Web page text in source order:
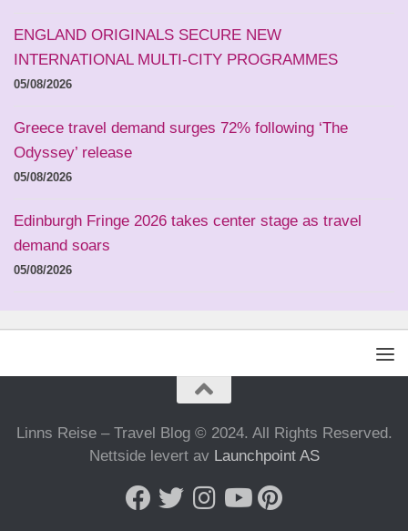
ENGLAND ORIGINALS SECURE NEW
INTERNATIONAL MULTI-CITY PROGRAMMES
05/08/2026
Greece travel demand surges 72% following ‘The
Odyssey’ release
05/08/2026
Edinburgh Fringe 2026 takes center stage as travel
demand soars
05/08/2026
Linns Reise – Travel Blog © 2024. All Rights Reserved.
Nettside levert av Launchpoint AS